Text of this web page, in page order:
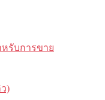
รับการขาย
)